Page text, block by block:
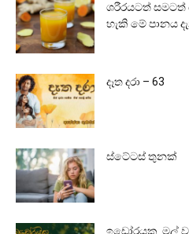
ශරීරයටත් සමටත්
හැකි මේ පානය
දෑත දරා – 63
ස්ටේටස් තුනක්
ඉඩෝරයක මල්